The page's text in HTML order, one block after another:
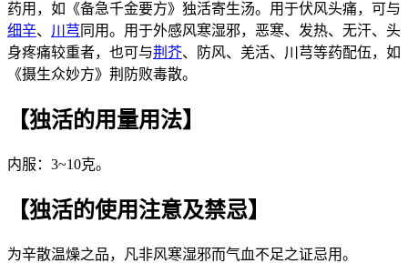
药用，如《备急千金要方》独活寄生汤。用于伏风头痛，可与
细辛、 川芎 同用。用于外感风寒湿邪，恶寒、发热、无汗、头
身疼痛较重者，也可与荆芥、防风、羌活、川芎等药配伍，如
《摄生众妙方》荆防败毒散。
【独活的用量用法】
内服：3~10克。
【独活的使用注意及禁忌】
为辛散温燥之品，凡非风寒湿邪而气血不足之证忌用。